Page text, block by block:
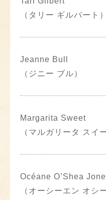
（タリー ギルバート）
Jeanne Bull
（ジニー ブル）
Margarita Sweet
（マルガリータ スイ
Océane O’Shea
（オーシーエン オシ